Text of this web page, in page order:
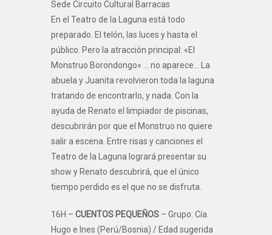
Sede Circuito Cultural Barracas
En el Teatro de la Laguna está todo
preparado. El telón, las luces y hasta el
público. Pero la atracción principal: «El
Monstruo Borondongo» … no aparece… La
abuela y Juanita revolvieron toda la laguna
tratando de encontrarlo, y nada. Con la
ayuda de Renato el limpiador de piscinas,
descubrirán por que el Monstruo no quiere
salir a escena. Entre risas y canciones el
Teatro de la Laguna logrará presentar su
show y Renato descubrirá, que el único
tiempo perdido es el que no se disfruta.
16H – CUENTOS PEQUEÑOS – Grupo: Cía.
Hugo e Ines (Perú/Bosnia) / Edad sugerida